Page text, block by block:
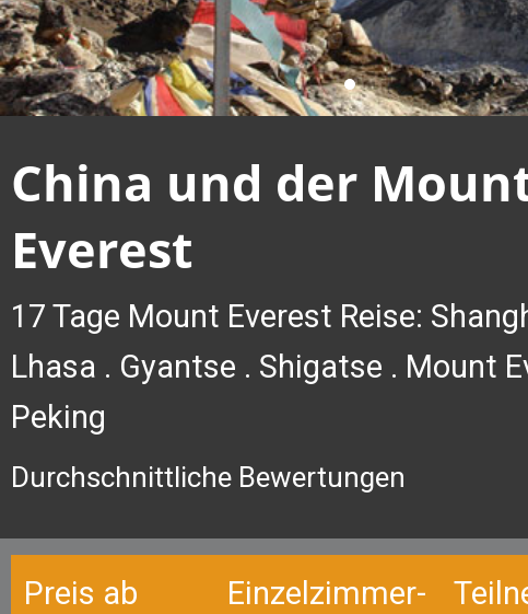
China und der
Everest
17 Tage Mount Everest Reise:
Lhasa . Gyantse . Shigatse . Mount
Peking
Durchschnittliche Bewertungen
Preis ab
Einzelzimmer-